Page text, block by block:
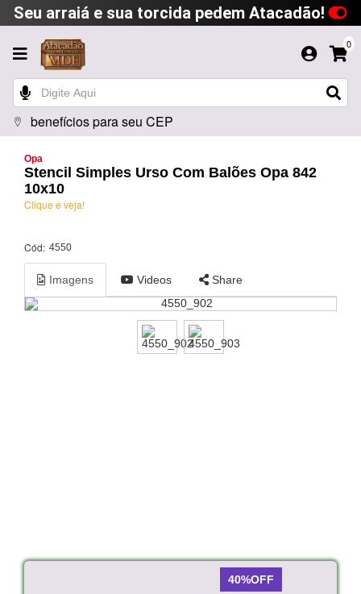
Seu arraiá e sua torcida pedem Atacadão!
0
benefícios para seu CEP
Opa
Stencil Simples Urso Com Balões Opa 842
10x10
Clique e veja!
Cód: 4550
Imagens Videos Share
40%OFF